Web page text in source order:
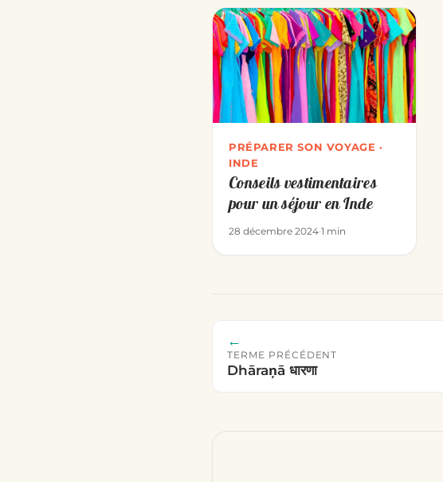
PRÉPARER SON VOYAGE ·
INDE
Conseils vestimentaires
pour un séjour en Inde
28 décembre 2024·1 min
←
TERME PRÉCÉDENT
Dhāraņā धारणा